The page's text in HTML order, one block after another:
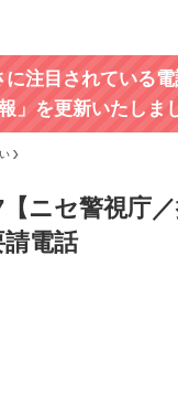
に注目されている
」を更新いたしま
ニセ警視庁／
電話